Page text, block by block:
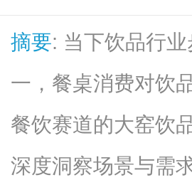
摘要: 当下饮品行
一，餐桌消费对饮
餐饮赛道的大窑饮
深度洞察场景与需